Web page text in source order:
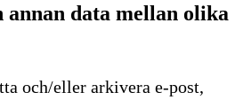
annan data mellan olika
och/eller arkivera e-post,